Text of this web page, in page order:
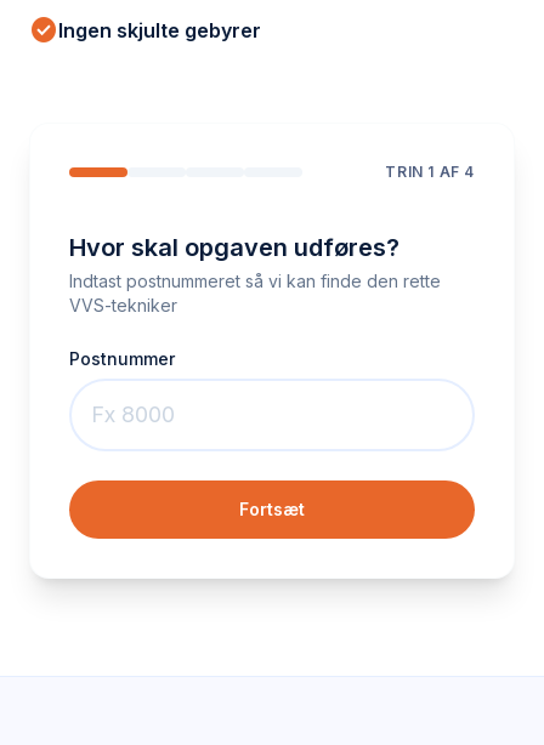
check_circleIngen skjulte gebyrer
TRIN 1 AF 4
Hvor skal opgaven udføres?
Indtast postnummeret så vi kan finde den rette
VVS-tekniker
Postnummer
Fortsæt